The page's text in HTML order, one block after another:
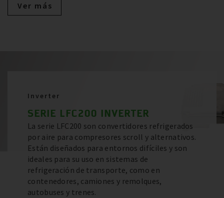
Ver más
Inverter
SERIE LFC200 INVERTER
La serie LFC200 son convertidores refrigerados
por aire para compresores scroll y alternativos.
Están diseñados para entornos difíciles y son
ideales para su uso en sistemas de
refrigeración de transporte, como en
contenedores, camiones y remolques,
autobuses y trenes.